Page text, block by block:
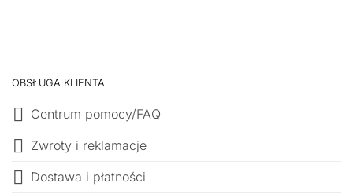
OBSŁUGA KLIENTA
Centrum pomocy/FAQ
Zwroty i reklamacje
Dostawa i płatności